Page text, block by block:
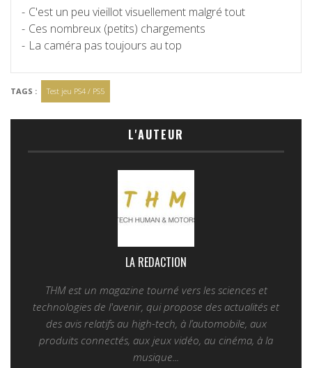
C'est un peu vieillot visuellement malgré tout
Ces nombreux (petits) chargements
La caméra pas toujours au top
TAGS : Test jeu PS4 / PS5
L'AUTEUR
LA REDACTION
THM est un magazine tourné vers les sciences et
technologies de l'avenir, qui propose des actualités et
des avis relatifs au high-tech, à l’automobile, aux
produits connectés, aux jeux vidéo, au cinéma, à la
musique...